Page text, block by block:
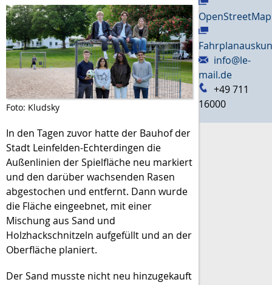
Foto: Kludsky
In den Tagen zuvor hatte der Bauhof der
Stadt Leinfelden-Echterdingen die
Außenlinien der Spielfläche neu markiert
und den darüber wachsenden Rasen
abgestochen und entfernt. Dann wurde
die Fläche eingeebnet, mit einer
Mischung aus Sand und
Holzhackschnitzeln aufgefüllt und an der
Oberfläche planiert.
Der Sand musste nicht neu hinzugekauft
OpenStreetMap
info@le-
mail.de
+49 711
16000